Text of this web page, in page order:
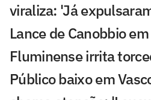
viraliza: 'Já
Lance de Canobbio
Fluminense irrita
Público baixo em